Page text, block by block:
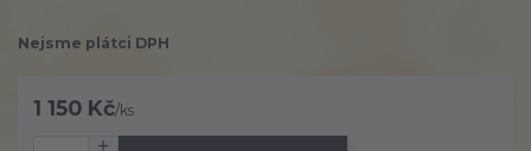
Nejsme plátci DPH
1 150 Kč/ks